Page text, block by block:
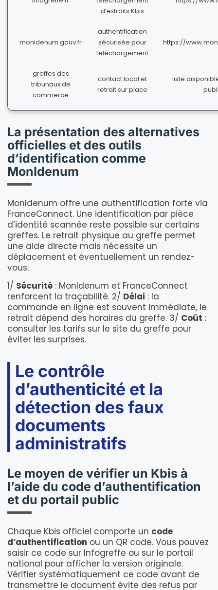
d’extraits Kbis
monidenum.gouv.fr
authentification
sécurisée pour
téléchargement
https://
greffes des
tribunaux de
commerce
contact local et
retrait sur place
liste
La présentation des alternatives
officielles et des outils
d’identification comme
MonIdenum
MonIdenum offre une authentification forte via
FranceConnect. Une identification par pièce
d’identité scannée reste possible sur certains
greffes. Le retrait physique au greffe permet
une aide directe mais nécessite un
déplacement et éventuellement un rendez-
vous.
1/ Sécurité : MonIdenum et FranceConnect
renforcent la traçabilité. 2/ Délai : la
commande en ligne est souvent immédiate, le
retrait dépend des horaires du greffe. 3/ Coût :
consulter les tarifs sur le site du greffe pour
éviter les surprises.
Le contrôle
d’authenticité et la
détection des faux
documents
administratifs
Le moyen de vérifier un Kbis à
l’aide du code d’authentification
et du portail public
Chaque Kbis officiel comporte un code
d’authentification ou un QR code. Vous pouvez
saisir ce code sur Infogreffe ou sur le portail
national pour afficher la version originale.
Vérifier systématiquement ce code avant de
transmettre le document évite des refus par